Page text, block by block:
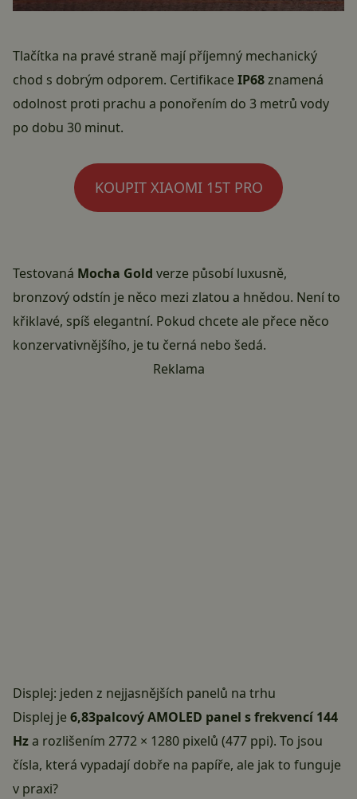
Tlačítka na pravé straně mají příjemný mechanický
chod s dobrým odporem. CertifikaceIP68znamená
odolnost proti prachu a ponořením do 3 metrů vody
po dobu 30 minut.
KOUPIT XIAOMI 15T PRO
Testovaná Mocha Gold verze působí luxusně,
bronzový odstín je něco mezi zlatou a hnědou. Není to
křiklavé, spíš elegantní. Pokud chcete ale přece něco
konzervativnějšího, je tu černá nebo šedá.
Reklama
Displej: jeden z nejjasnějších panelů na trhu
Displej je6,83palcový AMOLED panel s frekvencí 144
Hza rozlišením 2772 × 1280 pixelů (477 ppi). To jsou
čísla, která vypadají dobře na papíře, ale jak to funguje
v praxi?